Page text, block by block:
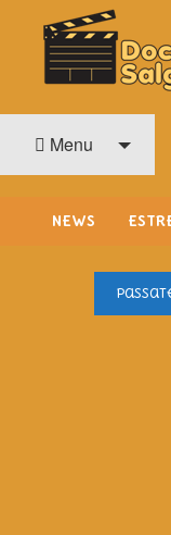
O Cinema? Uma
Menu
NEWS